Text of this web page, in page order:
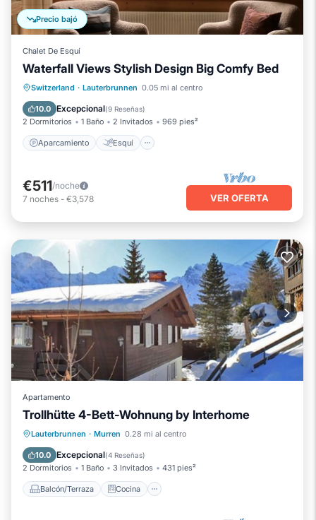
Precio bajó
Chalet De Esquí
Waterfall Views Stylish Design Big Comfy Bed
Switzerland · Lauterbrunnen 0.05 mi al centro
10.0 Excepcional(9 Reseñas)
2 Dormitorios 1 Baño 2 Invitados 969 pies²
Aparcamiento Esquí
Aparcamiento
Esquí
Balcón/Terraza
€511/noche
7 noches - €3,578 VER OFERTA
Apartamento
Trollhütte 4-Bett-Wohnung by Interhome
Lauterbrunnen · Murren 0.28 mi al centro
10.0 Excepcional(4 Reseñas)
2 Dormitorios 1 Baño 3 Invitados 431 pies²
Balcón/Terraza Cocina
Balcón/Terraza Cocina
Apto para niños